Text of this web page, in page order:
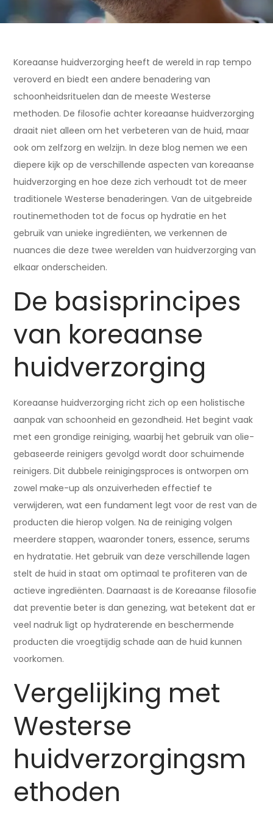
Koreaanse huidverzorging heeft de wereld in rap tempo
veroverd en biedt een andere benadering van
schoonheidsrituelen dan de meeste Westerse
methoden. De filosofie achter koreaanse huidverzorging
draait niet alleen om het verbeteren van de huid, maar
ook om zelfzorg en welzijn. In deze blog nemen we een
diepere kijk op de verschillende aspecten van koreaanse
huidverzorging en hoe deze zich verhoudt tot de meer
traditionele Westerse benaderingen. Van de uitgebreide
routinemethoden tot de focus op hydratie en het
gebruik van unieke ingrediënten, we verkennen de
nuances die deze twee werelden van huidverzorging van
elkaar onderscheiden.
De basisprincipes
van koreaanse
huidverzorging
Koreaanse huidverzorging richt zich op een holistische
aanpak van schoonheid en gezondheid. Het begint vaak
met een grondige reiniging, waarbij het gebruik van olie-
gebaseerde reinigers gevolgd wordt door schuimende
reinigers. Dit dubbele reinigingsproces is ontworpen om
zowel make-up als onzuiverheden effectief te
verwijderen, wat een fundament legt voor de rest van de
producten die hierop volgen. Na de reiniging volgen
meerdere stappen, waaronder toners, essence, serums
en hydratatie. Het gebruik van deze verschillende lagen
stelt de huid in staat om optimaal te profiteren van de
actieve ingrediënten. Daarnaast is de Koreaanse filosofie
dat preventie beter is dan genezing, wat betekent dat er
veel nadruk ligt op hydraterende en beschermende
producten die vroegtijdig schade aan de huid kunnen
voorkomen.
Vergelijking met
Westerse
huidverzorgingsm
ethoden